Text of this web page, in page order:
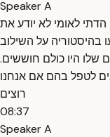
Speaker A
לאומי לא יודע את
על השילוב
שלו היו כולם חוששים.
לטפל בהם אם אנחנו
רוצים
08:37
Speaker A